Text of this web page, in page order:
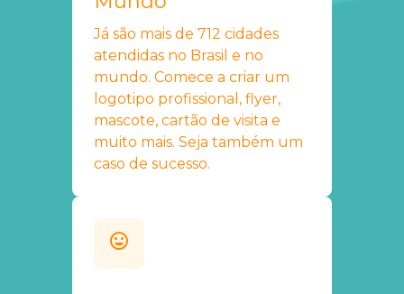
Já são mais de 712 cidades
atendidas no Brasil e no
mundo. Comece a criar um
logotipo profissional, flyer,
mascote, cartão de visita e
muito mais. Seja também um
caso de sucesso.